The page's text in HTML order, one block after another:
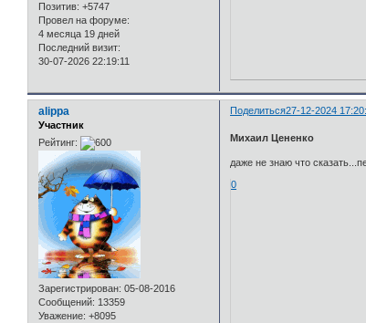
Позитив: +5747
Провел на форуме:
4 месяца 19 дней
Последний визит:
30-07-2026 22:19:11
Поделиться27-12-2024
alippa
Участник
Рейтинг:
Зарегистрирован: 05-08-2016
Сообщений: 13359
Уважение: +8095
Михаил Цененко
даже не знаю что
0